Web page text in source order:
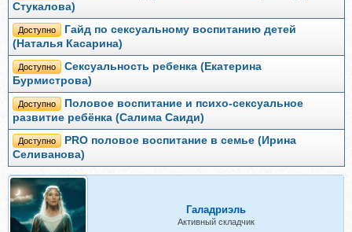
Стукалова)
Доступно
Гайд по сексуальному воспитанию детей
(Наталья Касарина)
Доступно
Сексуальность ребенка (Екатерина
Бурмистрова)
Доступно
Половое воспитание и психо-сексуальное
развитие ребёнка (Салима Саиди)
Доступно
PRO половое воспитание в семье (Ирина
Селиванова)
Галадриэль
Активный складчик